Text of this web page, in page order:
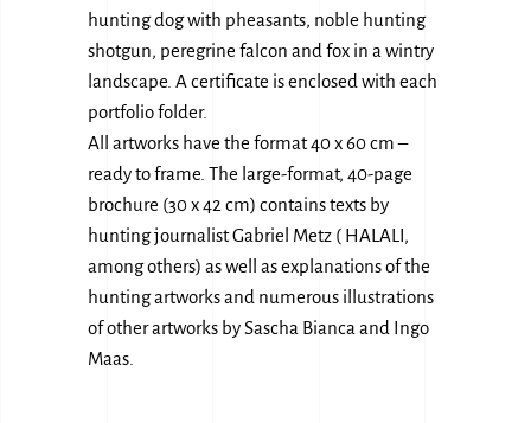
hunting dog with pheasants, noble hunting
shotgun, peregrine falcon and fox in a wintry
landscape. A certificate is enclosed with each
portfolio folder.
All artworks have the format 40 x 60 cm –
ready to frame. The large-format, 40-page
brochure (30 x 42 cm) contains texts by
hunting journalist Gabriel Metz ( HALALI,
among others) as well as explanations of the
hunting artworks and numerous illustrations
of other artworks by Sascha Bianca and Ingo
Maas.